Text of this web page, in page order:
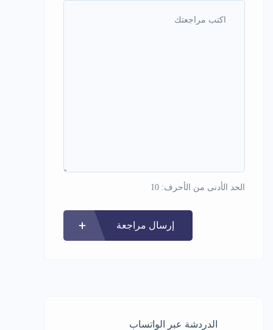
الحد الأدنى من الأحرف: 10
إرسال مراجعة
الدردشة عبر الواتساب